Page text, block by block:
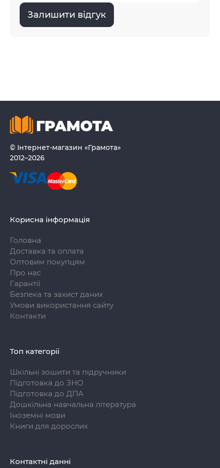
Залишити відгук
© Інтернет-магазин «Грамота»
2012–2026
Корисна інформація
Головна
Доставка та оплата
Оптовим покупцям
Про нас
Гарантії
Безпека та захист даних
Умови використання сайту
Контакти
Топ категорії
Шкільні зошити та підручники
Підготовка до ЗНО
Підготовка до ДПА
Дошкільна навчальна література
Іноземні мови
Книги для дорослих
Контактні данні